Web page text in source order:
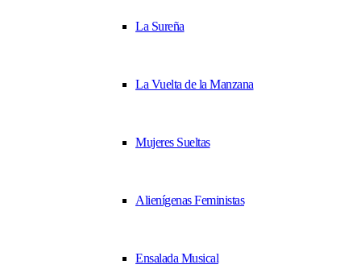
La Sureña
La Vuelta de la Manzana
Mujeres Sueltas
Alienígenas Feministas
Ensalada Musical